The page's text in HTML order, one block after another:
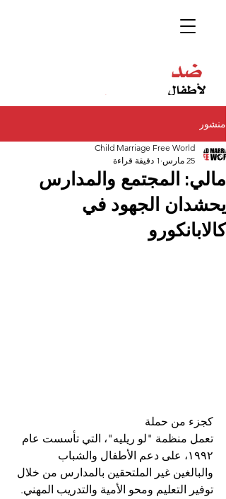
منشور
مالي: المجتمع والمدارس
يحشدان الجهود في
كالابانكورو
Child Marriage Free World
25 مارس
1 دقيقة قراءة
كجزء من حملة
تعمل منظمة "لو ريليه"، التي تأسست عام
١٩٩٢، على دعم الأطفال والشباب
والبالغين غير الملتحقين بالمدارس من خلال
توفير التعليم ومحو الأمية والتدريب المهني.